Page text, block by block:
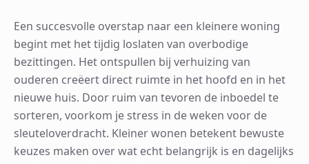
Een succesvolle overstap naar een kleinere woning
begint met het tijdig loslaten van overbodige
bezittingen. Het ontspullen bij verhuizing van
ouderen creëert direct ruimte in het hoofd en in het
nieuwe huis. Door ruim van tevoren de inboedel te
sorteren, voorkom je stress in de weken voor de
sleuteloverdracht. Kleiner wonen betekent bewuste
keuzes maken over wat echt belangrijk is en dagelijks